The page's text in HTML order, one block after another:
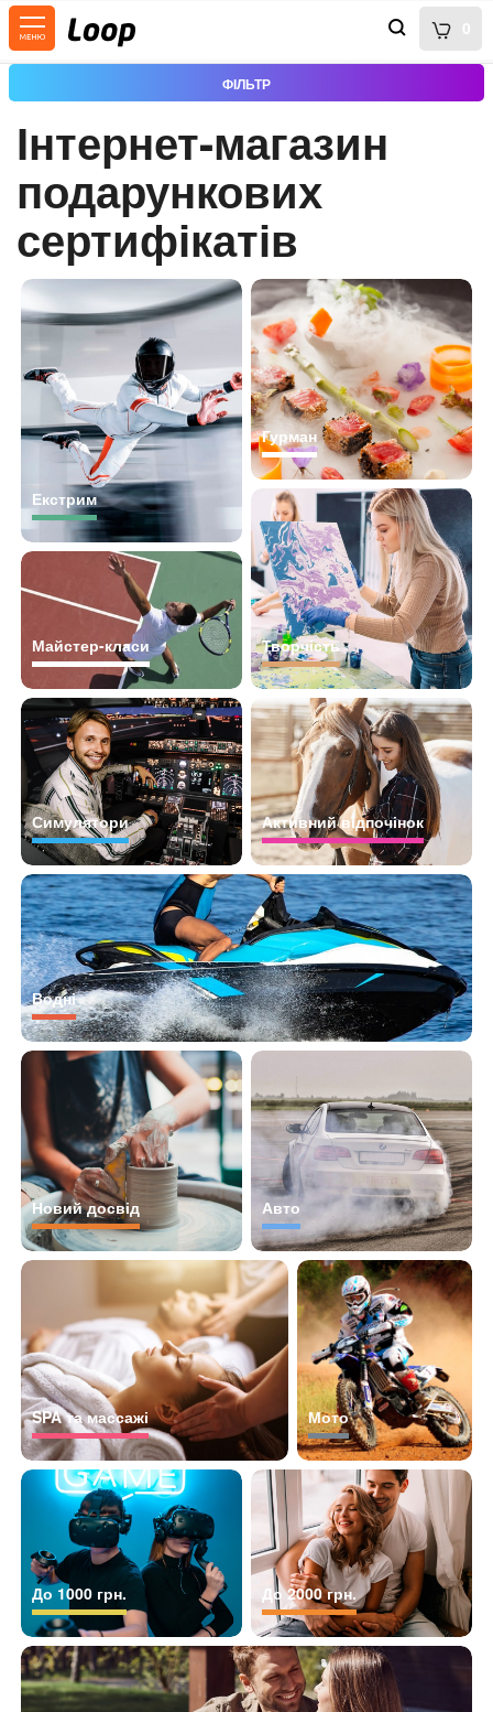
0
ФІЛЬТР
Інтернет-магазин
подарункових
сертифікатів
Екстрим
Майстер-класи
Гурман
Творчість
Симулятори Активний відпочінок
Водні
Новий досвід Авто
SPA та массажі Мото
До 1000 грн. До 2000 грн.